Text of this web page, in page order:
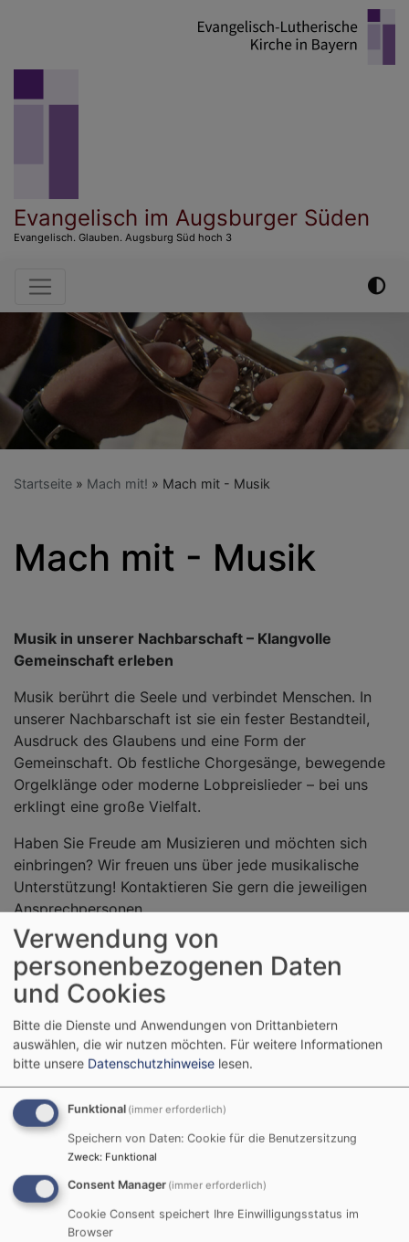
Evangelisch im Augsburger Süden
Evangelisch. Glauben. Augsburg Süd hoch 3
Hauptnavigation
Startseite Mach mit! Mach mit - Musik
Mach mit - Musik
Musik in unserer Nachbarschaft – Klangvolle
Gemeinschaft erleben
Musik berührt die Seele und verbindet Menschen. In
unserer Nachbarschaft ist sie ein fester Bestandteil,
Ausdruck des Glaubens und eine Form der
Gemeinschaft. Ob festliche Chorgesänge, bewegende
Orgelklänge oder moderne Lobpreislieder – bei uns
erklingt eine große Vielfalt.
Haben Sie Freude am Musizieren und möchten sich
einbringen? Wir freuen uns über jede musikalische
Unterstützung! Kontaktieren Sie gern die jeweiligen
Ansprechpersonen.
CHÖRE & CO
POPKANTOR
Verwendung von
personenbezogenen Daten
und Cookies
Bitte die Dienste und Anwendungen von Drittanbietern
auswählen, die wir nutzen möchten. Für weitere Informationen
bitte unsere Datenschutzhinweise lesen.
Funktional (immer erforderlich)
Speichern von Daten: Cookie für die Benutzersitzung
Zweck: Funktional
Consent Manager (immer erforderlich)
Cookie Consent speichert Ihre Einwilligungsstatus im
Browser